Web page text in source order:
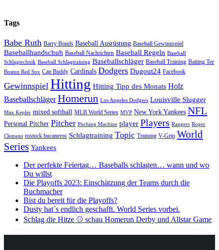
Tags
Babe Ruth Barry Bonds Baseball Ausrüstung Baseball Gewinnspiel
Baseballhandschuh Baseball Nachrichten Baseball Regeln Baseball
Schlagtechnik Baseball Schlagtraining Baseballschläger Baseball Training Batting Tee
Boston Red Sox Cap Buddy Cardinals Dodgers Dugout24 Facebook
Gewinnspiel Hitting Hitting Tipp des Monats Holz
Baseballschläger Homerun Los Angeles Dodgers Louisville Slugger
Max Kepler mixed softball MLB World Series MVP New York Yankees NFL
Personal Pitcher Pitcher Pitching Machine player Players Rangers Roger
Clemens rostock bucaneros Schlagtraining Topic Training V-Grip World
Series Yankees
Der perfekte Feiertag… Baseballs schlagen… wann und wo
Du willst
Die Playoffs 2023: Einschätzung der Teams durch die
Buchmacher
Bist du bereit für die Playoffs?
Dusty hat´s endlich geschafft. World Series vorbei.
Schlag die Hitze ⚾️ schau Homerun Derby und Allstar Game